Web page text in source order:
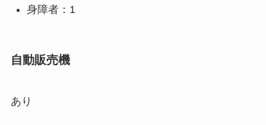
身障者：1
自動販売機
あり